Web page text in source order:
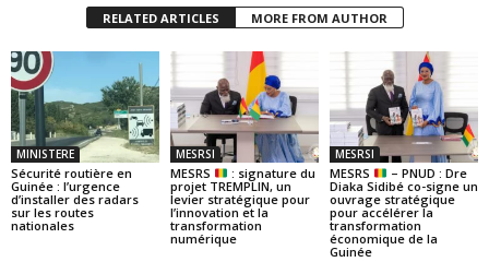
RELATED ARTICLES MORE FROM AUTHOR
MINISTERE
Sécurité routière en
Guinée : l’urgence
d’installer des radars
sur les routes
nationales
MESRSI
MESRS
: signature du
projet TREMPLIN, un
levier stratégique pour
l’innovation et la
transformation
numérique
MESRSI
MESRS
– PNUD : Dre
Diaka Sidibé co-signe un
ouvrage stratégique
pour accélérer la
transformation
économique de la
Guinée